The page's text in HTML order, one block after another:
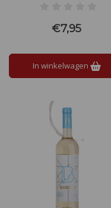
Setubal in het zuiden van
Portugal, heeft veel fruit en
€7,95
In winkelwagen